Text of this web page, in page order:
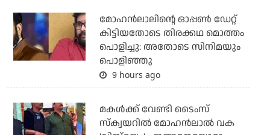
മോഹന്‍ലാലിന്റെ ഓപ്പണ്‍ ഡേറ്റ്
കിട്ടിയതോടെ തിരക്കഥ മൊത്തം
പൊളിച്ചു: അതോടെ സിനിമയും
പൊളിഞ്ഞു
9 hours ago
മകള്‍ക്ക് വേണ്ടി ടൈംസ്
സ്‌ക്വയറില്‍ മോഹന്‍ലാല്‍ വക